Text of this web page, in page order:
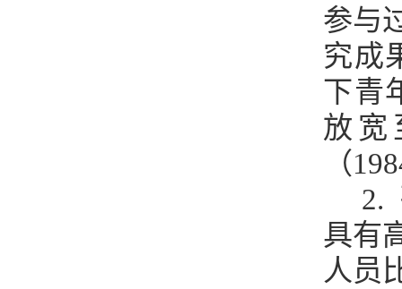
参与
究成
下青
放宽
（
2.
具有
人员